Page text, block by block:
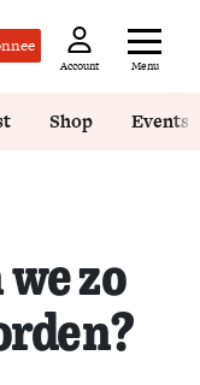
Account Menu
Shop Events
zo